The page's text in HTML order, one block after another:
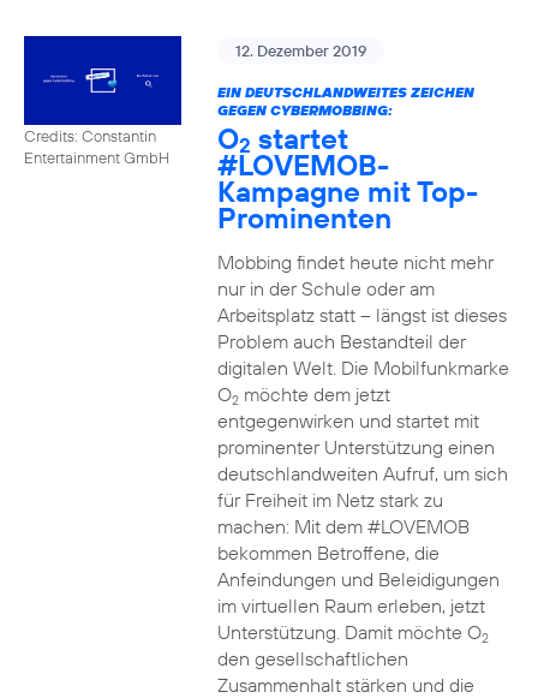
Credits: Constantin
Entertainment GmbH
12. Dezember 2019
EIN DEUTSCHLANDWEITES ZEICHEN
GEGEN CYBERMOBBING:
O2 startet
#LOVEMOB-
Kampagne mit Top-
Prominenten
Mobbing findet heute nicht mehr
nur in der Schule oder am
Arbeitsplatz statt – längst ist dieses
Problem auch Bestandteil der
digitalen Welt. Die Mobilfunkmarke
O2möchte dem jetzt
entgegenwirken und startet mit
prominenter Unterstützung einen
deutschlandweiten Aufruf, um sich
für Freiheit im Netz stark zu
machen: Mit dem #LOVEMOB
bekommen Betroffene, die
Anfeindungen und Beleidigungen
im virtuellen Raum erleben, jetzt
Unterstützung. Damit möchte O2
den gesellschaftlichen
Zusammenhalt stärken und die